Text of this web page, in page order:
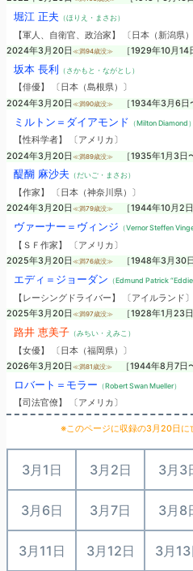
堀江 正夫 （ほりえ・まさお）
【軍人、自衛官、政治家】 〔日本（新潟県）
2024年3月20日 ≪満94歳没≫ ［1929年10月14
坂本 長利 （さかもと・ながとし）
【俳優】 〔日本（島根県）〕
2024年3月20日 ≪満90歳没≫ ［1934年3月6日
ミルトン＝ダイアモンド （Milton Diamond）
【性科学者】 〔アメリカ〕
2024年3月20日 ≪満89歳没≫ ［1935年1月3日
醍醐 麻沙夫 （だいご・まさお）
【作家】 〔日本（神奈川県）〕
2024年3月20日 ≪満79歳没≫ ［1944年10月2日
ヴァーナー＝ヴィンジ （Vernor Steffen Vinge
【ＳＦ作家】 〔アメリカ〕
2025年3月20日 ≪満76歳没≫ ［1948年3月30日
エディ＝ジョーダン （Edmund Patrick
【レーシングドライバー】 〔アイルランド〕
2025年3月20日 ≪満97歳没≫ ［1928年1月23日
路井 恵美子（みちい・えみこ）
【女優】 〔日本（福岡県）〕
2026年3月20日 ≪満81歳没≫ ［1944年8月7日
ロバート＝モラー （Robert Swan Mueller）
【司法官僚】 〔アメリカ〕
※このページに収録の3月20日に
3月1日 3月2日 3月3
3月6日 3月7日 3月8
3月11日 3月12日 3月13